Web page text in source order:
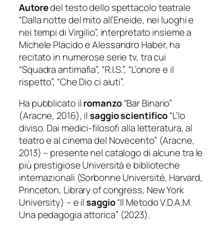
Autoredel testo dello spettacolo teatrale
“Dalla notte del mito all’Eneide, nei luoghi e
nei tempi di Virgilio”, interpretato insieme a
Michele Placido e Alessandro Haber, ha
recitato in numerose serie tv, tra cui
“Squadra antimafia”, “R.I.S.”, “L’onore e il
rispetto”, “Che Dio ci aiuti”.
Ha pubblicato ilromanzo“Bar Binario”
(Aracne, 2016), ilsaggio scientifico“L’Io
diviso. Dai medici-filosofi alla letteratura, al
teatro e al cinema del Novecento” (Aracne,
2013) – presente nel catalogo di alcune tra le
più prestigiose Università e biblioteche
internazionali (Sorbonne Université, Harvard,
Princeton, Library of congress, New York
University) – e ilsaggio“Il Metodo V.D.A.M.
Una pedagogia attorica” (2023).